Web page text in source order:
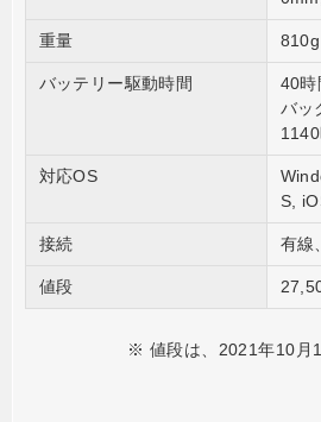
重量 810g
バッテリー駆動時間
40時
バッ
対応OS
S,
接続 有線
値段
※ 値段は、2021年10月